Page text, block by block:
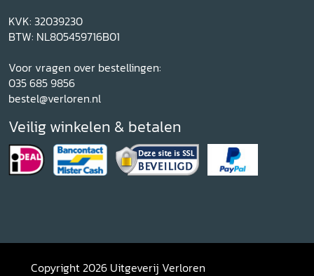
KVK: 32039230
BTW: NL805459716B01
Voor vragen over bestellingen:
035 685 9856
bestel@verloren.nl
Veilig winkelen & betalen
Copyright 2026 Uitgeverij Verloren